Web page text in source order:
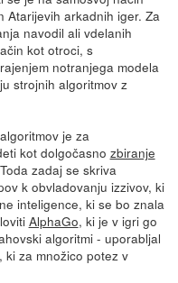
Atarijevih arkadnih iger. Za
navodil ali vdelanih
kot otroci, s
notranjega modela
strojnih algoritmov z
je za
kot dolgočasno zbiranje
zadaj se skriva
k obvladovanju izzivov, ki
inteligence, ki se bo znala
AlphaGo, ki je v igri go
algoritmi - uporabljal
za množico potez v